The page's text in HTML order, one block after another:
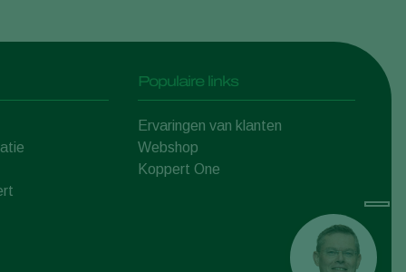
Populaire links
Ervaringen van klanten
Webshop
Koppert One